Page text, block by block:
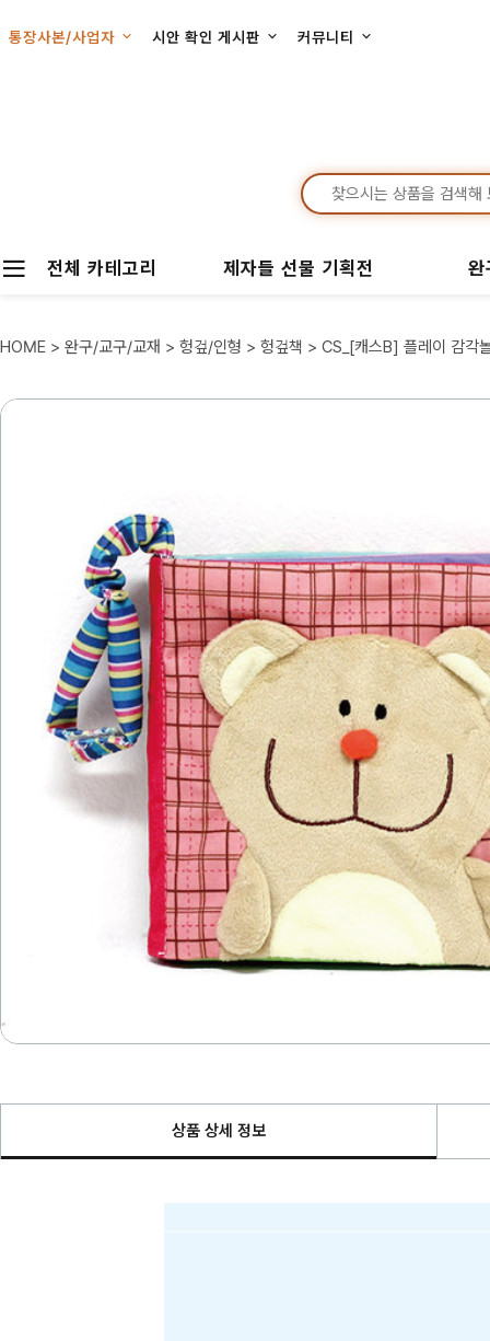
통장사본/사업자 시안 확인 게시판 커뮤니티
전체 카테고리 제자들 선물 기획전
HOME > 완구/교구/교재 > 헝겊/인형 > 헝겊책 > CS_[캐스B] 플레이 감각
상품 상세 정보